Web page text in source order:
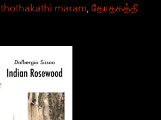
thothakathi maram, தோதகத்தி